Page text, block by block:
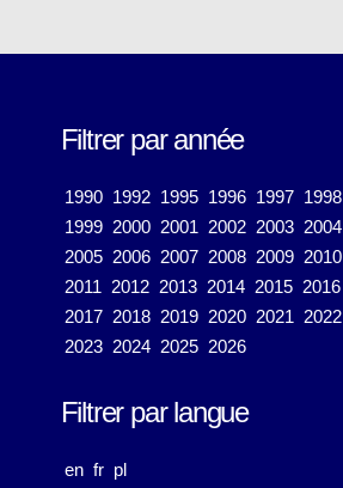
Filtrer par année
1990 1992 1995 1996 1997 1998
1999 2000 2001 2002 2003 2004
2005 2006 2007 2008 2009 2010
2011 2012 2013 2014 2015 2016
2017 2018 2019 2020 2021 2022
2023 2024 2025 2026
Filtrer par langue
en fr pl